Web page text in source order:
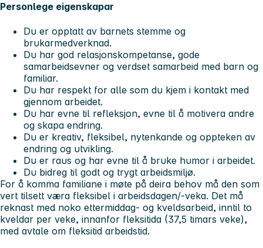
Personlege eigenskapar
Du er opptatt av barnets stemme og
brukarmedverknad.
Du har god relasjonskompetanse, gode
samarbeidsevner og verdset samarbeid med barn og
familiar.
Du har respekt for alle som du kjem i kontakt med
gjennom arbeidet.
Du har evne til refleksjon, evne til å motivera andre
og skapa endring.
Du er kreativ, fleksibel, nytenkande og oppteken av
endring og utvikling.
Du er raus og har evne til å bruke humor i arbeidet.
Du bidreg til godt og trygt arbeidsmiljø.
For å komma familiane i møte på deira behov må den som
vert tilsett væra fleksibel i arbeidsdagen/-veka. Det må
reknast med noko ettermiddag- og kveldsarbeid, inntil to
kveldar per veke, innanfor fleksitida (37,5 timars veke),
med avtale om fleksitid arbeidstid.